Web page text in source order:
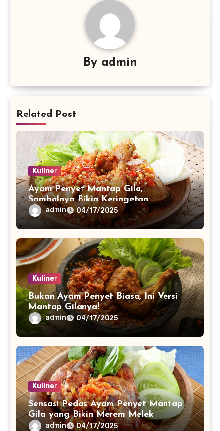
By admin
Related Post
Kuliner
Ayam Penyet Mantap Gila,
Sambalnya Bikin Keringetan
admin 04/17/2025
Kuliner
Bukan Ayam Penyet Biasa, Ini Versi
Mantap Gilanya!
admin 04/17/2025
Kuliner
Sensasi Pedas Ayam Penyet Mantap
Gila yang Bikin Merem Melek
admin 04/17/2025